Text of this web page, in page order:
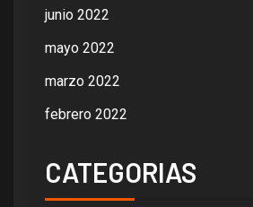
junio 2022
mayo 2022
marzo 2022
febrero 2022
CATEGORIAS